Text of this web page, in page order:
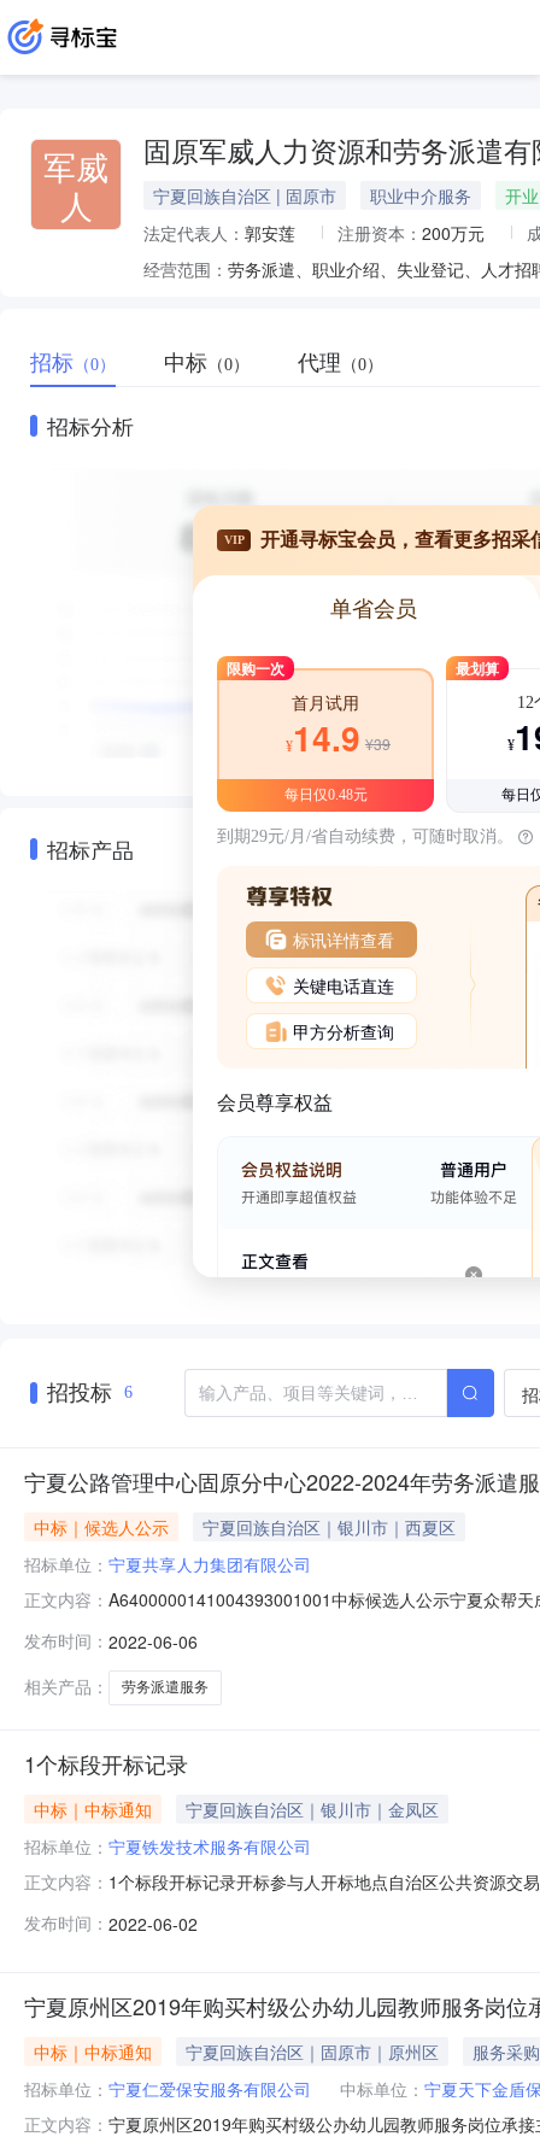
军威
人
固原军威人力资源和劳务派遣有
宁夏回族自治区 | 固原市 职业中介服务
开业
法定代表人： 郭安莲 注册资本： 200万元
经营范围：
招标 （0） 中标 （0） 代理 （0）
招标分析
招标产品
VIP 开通寻标宝会员，查看更多招采
单省会员
限购一次
首月试用
¥14.9 ¥39
每日仅0.48元
最划算
12
¥
每日
到期29元/月/省自动续费，可随时取消。
标讯详情查看
关键电话直连
甲方分析查询
会员尊享权益
招投标 6
宁夏公路管理中心固原分中心2022-2024年劳务派遣
中标｜候选人公示
宁夏回族自治区｜银川市｜西夏区
招标单位： 宁夏共享人力集团有限公司
正文内容： A6400000141004393001001中标候选人公示宁夏众帮
推荐的中标候选人名单及其排序中标候选人排名单位名
发布时间： 2022-06-06
相关产品：
劳务派遣服务
1个标段开标记录
中标｜中标通知
宁夏回族自治区｜银川市｜金凤区
招标单位： 宁夏铁发技术服务有限公司
正文内容： 1个标段开标记录开标参与人开标地点自治区公共资源交
天;投标人名称:宁夏广电人力资源有限公司;报价:0元\/%\/
发布时间： 2022-06-02
宁夏原州区2019年购买村级公办幼儿园教师服务岗
中标｜中标通知 宁夏回族自治区｜固原市｜原州区
服务采购
招标单位： 宁夏仁爱保安服务有限公司 中标单位： 宁夏天下金盾
正文内容： 宁夏原州区2019年购买村级公办幼儿园教师服务岗位承